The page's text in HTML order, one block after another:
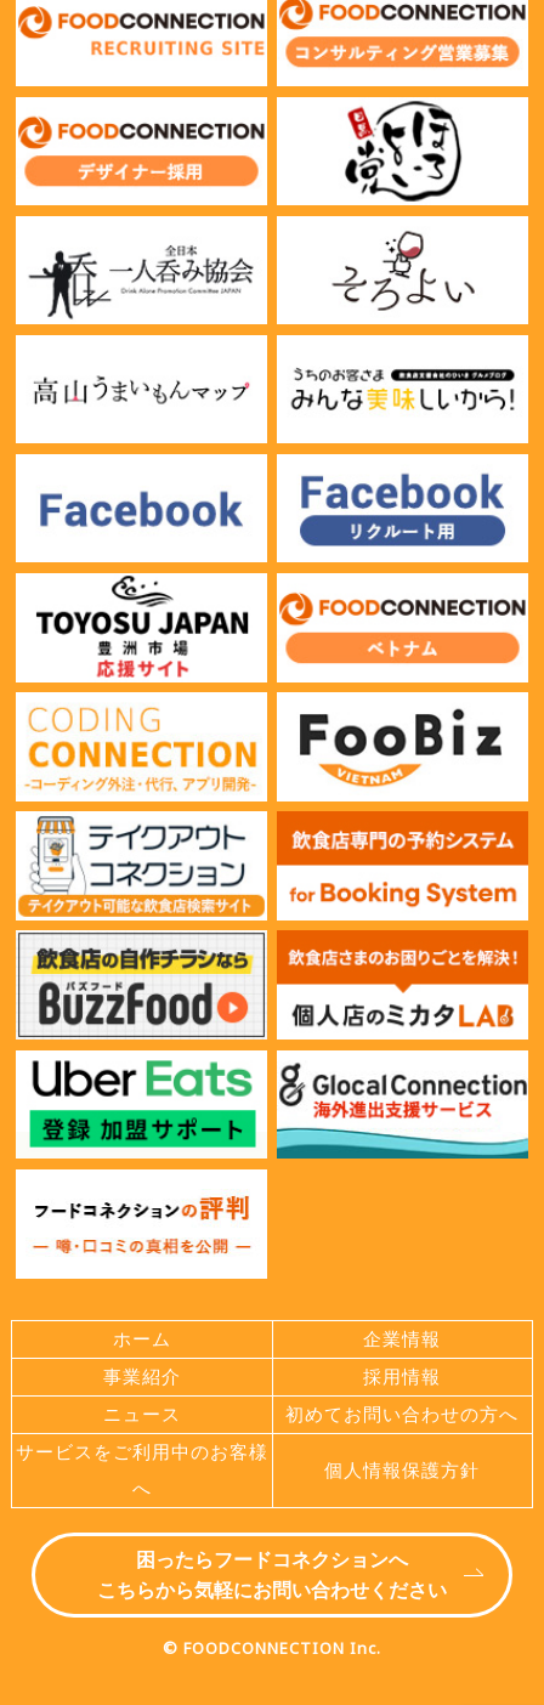
ホーム
企業情報
事業紹介
採用情報
ニュース
初めてお問い合わせの方へ
サービスをご利用中のお客様
へ
個人情報保護方針
困ったらフードコネクションへ
こちらから気軽にお問い合わせください
© FOODCONNECTION Inc.